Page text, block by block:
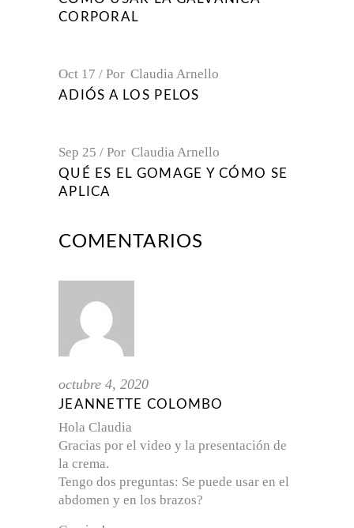
CORPORAL
Oct 17 Por Claudia Arnello
ADIÓS A LOS PELOS
Sep 25 Por Claudia Arnello
QUÉ ES EL GOMAGE Y CÓMO SE
APLICA
COMENTARIOS
octubre 4, 2020
JEANNETTE COLOMBO
Hola Claudia
Gracias por el video y la presentación de
la crema.
Tengo dos preguntas: Se puede usar en el
abdomen y en los brazos?